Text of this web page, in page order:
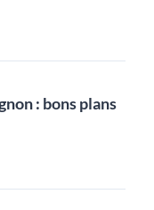
: bons plans